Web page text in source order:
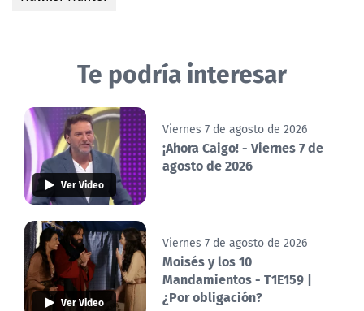
Te podría interesar
Ver Video
Viernes 7 de agosto de 2026
¡Ahora Caigo! - Viernes 7 de
agosto de 2026
Ver Video
Viernes 7 de agosto de 2026
Moisés y los 10
Mandamientos - T1E159 |
¿Por obligación?